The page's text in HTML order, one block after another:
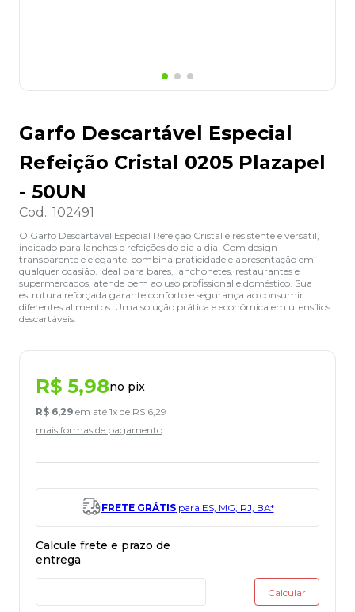
Garfo Descartável Especial
Refeição Cristal 0205 Plazapel
- 50UN
Cod.: 102491
O Garfo Descartável Especial Refeição Cristal é resistente e versátil,
indicado para lanches e refeições do dia a dia. Com design
transparente e elegante, combina praticidade e apresentação em
qualquer ocasião. Ideal para bares, lanchonetes, restaurantes e
supermercados, atende bem ao uso profissional e doméstico. Sua
estrutura reforçada garante conforto e segurança ao consumir
diferentes alimentos. Uma solução prática e econômica em utensílios
descartáveis.
R$ 5,98no pix
R$ 6,29 em até 1x de R$ 6,29
mais formas de pagamento
FRETE GRÁTISpara ES, MG, RJ, BA*